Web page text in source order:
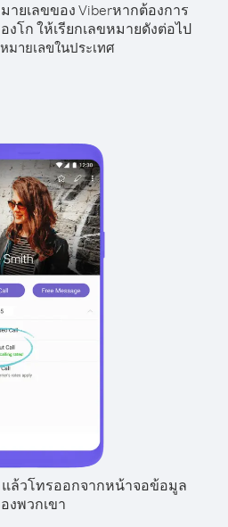
ยเลขของ Viberหากต้องการ
งโก ให้เรียกเลขหมายดังต่อไป
หมายเลขในประเทศ
แล้วโทรออกจากหน้าจอข้อมูล
งพวกเขา